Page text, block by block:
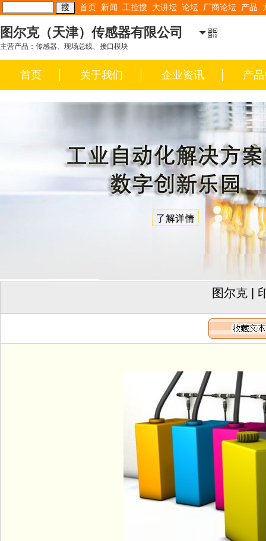
首页 新闻 工控搜 大讲坛 论坛 厂商论坛 产品
图尔克（天津）传感器有限公司
主营产品：传感器、现场总线、接口模块
首页 关于我们 企业资讯 产
图尔克 |